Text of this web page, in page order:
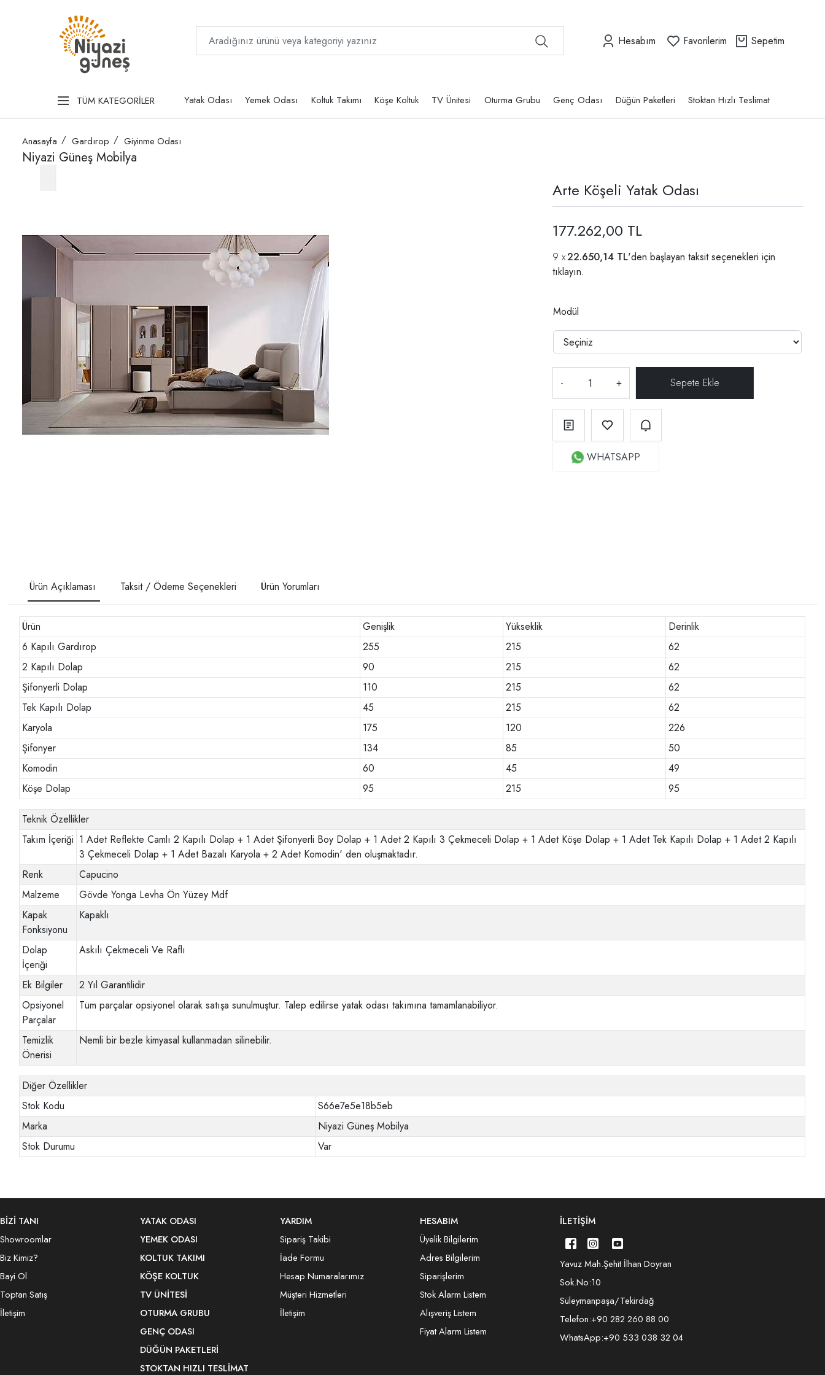
Hesabım Favorilerim Sepetim
TÜM KATEGORİLER Yatak Odası Yemek Odası Koltuk Takımı Köşe Koltuk TV Ünitesi Oturma Grubu Genç Odası Düğün Paketleri Stoktan Hızlı Teslimat
Anasayfa Gardırop Giyinme Odası
Niyazi Güneş Mobilya
Arte Köşeli Yatak Odası
177.262,00 TL
22.650,14 TL'den başlayan taksit seçenekleri için
tıklayın.
Modül
- +
WHATSAPP
Ürün Açıklaması Taksit / Ödeme Seçenekleri Ürün Yorumları
Ürün Genişlik Yükseklik
Derinlik
6 Kapılı Gardırop
255 215
62
2 Kapılı Dolap
90 215
62
Şifonyerli Dolap
110 215
62
Tek Kapılı Dolap
45 215
62
Karyola
175 120
226
Şifonyer
134 85
50
Komodin
60 45
49
Köşe Dolap
95 215 95
Teknik Özellikler
Takım İçeriği 1 Adet Reflekte Camlı 2 Kapılı Dolap + 1 Adet Şifonyerli Boy Dolap + 1 Adet 2 Kapılı 3 Çekmeceli Dolap + 1 Adet Köşe Dolap + 1 Adet Tek Kapılı Dolap + 1 Adet 2 Kapılı
3 Çekmeceli Dolap + 1 Adet Bazalı Karyola + 2 Adet Komodin' den oluşmaktadır.
Renk
Capucino
Malzeme
Gövde Yonga Levha Ön Yüzey Mdf
Kapak
Fonksiyonu
Kapaklı
Dolap
İçeriği
Askılı Çekmeceli Ve Raflı
Ek Bilgiler
2 Yıl Garantilidir
Opsiyonel
Parçalar
Tüm parçalar opsiyonel olarak satışa sunulmuştur. Talep edilirse yatak odası takımına tamamlanabiliyor.
Temizlik
Önerisi
Nemli bir bezle kimyasal kullanmadan silinebilir.
Diğer Özellikler
Stok Kodu
S66e7e5e18b5eb
Marka
Niyazi Güneş Mobilya
Stok Durumu
Var
BİZİ TANI
Showroomlar
Biz Kimiz?
Bayi Ol
Toptan Satış
İletişim
YATAK ODASI
YEMEK ODASI
KOLTUK TAKIMI
KÖŞE KOLTUK
TV ÜNITESI
OTURMA GRUBU
GENÇ ODASI
DÜĞÜN PAKETLERI
STOKTAN HIZLI TESLIMAT
YARDIM
Sipariş Takibi
İade Formu
Hesap Numaralarımız
Müşteri Hizmetleri
İletişim
HESABIM
Üyelik Bilgilerim
Adres Bilgilerim
Siparişlerim
Stok Alarm Listem
Alışveriş Listem
Fiyat Alarm Listem
İLETIŞIM
Yavuz Mah.Şehit İlhan Doyran
Sok.No:10
Süleymanpaşa/Tekirdağ
Telefon:+90 282 260 88 00
WhatsApp:+90 533 038 32 04